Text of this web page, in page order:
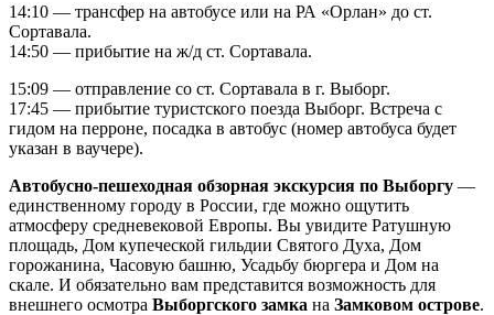
14:10 — трансфер на автобусе или на РА «Орлан» до ст.
Сортавала.
14:50 — прибытие на ж/д ст. Сортавала.
15:09 — отправление со ст. Сортавала в г. Выборг.
17:45 — прибытие туристского поезда Выборг. Встреча с
гидом на перроне, посадка в автобус (номер автобуса будет
указан в ваучере).
Автобусно-пешеходная обзорная экскурсия по Выборгу —
единственному городу в России, где можно ощутить
атмосферу средневековой Европы. Вы увидите Ратушную
площадь, Дом купеческой гильдии Святого Духа, Дом
горожанина, Часовую башню, Усадьбу бюргера и Дом на
скале. И обязательно вам представится возможность для
внешнего осмотра Выборгского замка на Замковом острове.